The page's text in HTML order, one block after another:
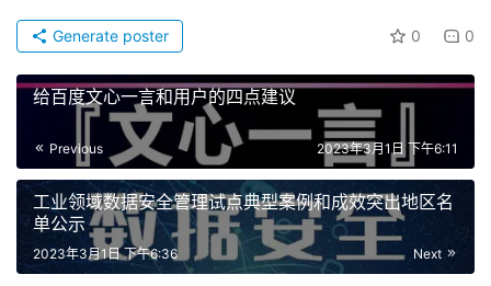
0 0
Generate poster
给百度文心一言和用户的四点建议
Previous 2023年3月1日 下午6:11
工业领域数据安全管理试点典型案例和成效突出地区名
单公示
Next
2023年3月1日 下午6:36